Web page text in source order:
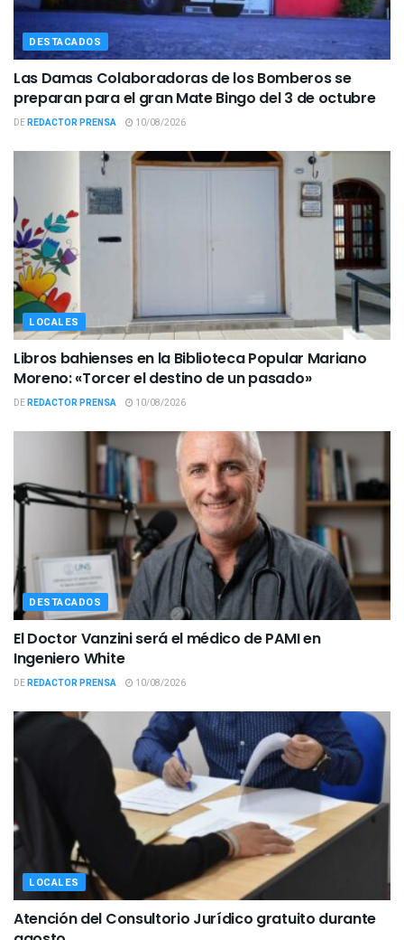
DESTACADOS
Las Damas Colaboradoras de los Bomberos se
preparan para el gran Mate Bingo del 3 de octubre
DEREDACTOR PRENSA 10/08/2026
LOCALES
Libros bahienses en la Biblioteca Popular Mariano
Moreno: «Torcer el destino de un pasado»
DEREDACTOR PRENSA 10/08/2026
DESTACADOS
El Doctor Vanzini será el médico de PAMI en
Ingeniero White
DEREDACTOR PRENSA 10/08/2026
LOCALES
Atención del Consultorio Jurídico gratuito durante